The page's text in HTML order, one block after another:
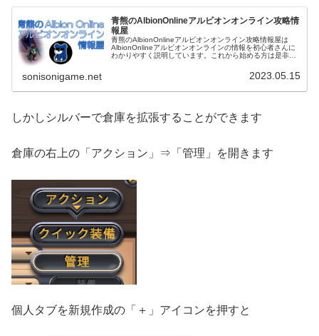
青熊のAlbionOnlineアルビオンオンライン攻略情
報屋
青熊のAlbionOnlineアルビオンオンライン攻略情報屋は
AlbionOnlineアルビオンオンラインの情報を初心者さんに
わかりやすく説明しています。これから始める方は是非チ
sonisonigame.net 2023.05.15
しかしシルバーで倉庫を拡張することができます
倉庫の右上の「アクション」⇒「管理」を開きます
個人タブを新規作成の「＋」アイコンを押すと